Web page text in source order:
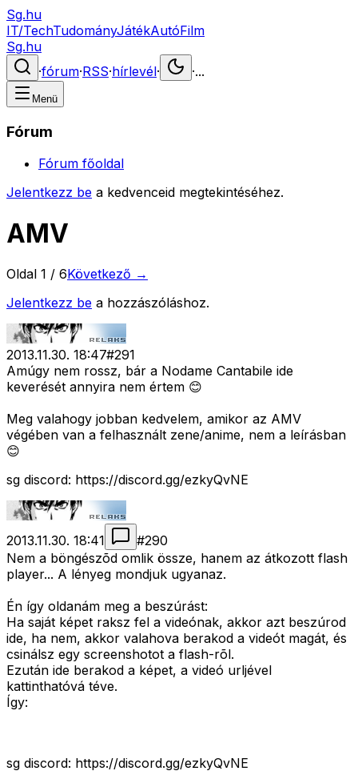
Sg.hu
IT/TechTudományJátékAutóFilm
Sg.hu
·fórum·RSS·hírlevél· ·...
Menü
Fórum
Fórum főoldal
Jelentkezz be a kedvenceid megtekintéséhez.
AMV
Oldal 1 / 6Következő →
Jelentkezz be a hozzászóláshoz.
2013.11.30. 18:47#291
Amúgy nem rossz, bár a Nodame Cantabile ide
keverését annyira nem értem 😊
Meg valahogy jobban kedvelem, amikor az AMV
végében van a felhasznált zene/anime, nem a leírásban
😊
sg discord: https://discord.gg/ezkyQvNE
2013.11.30. 18:41 #290
Nem a böngészõd omlik össze, hanem az átkozott flash
player... A lényeg mondjuk ugyanaz.
Én így oldanám meg a beszúrást:
Ha saját képet raksz fel a videónak, akkor azt beszúrod
ide, ha nem, akkor valahova berakod a videót magát, és
csinálsz egy screenshotot a flash-rõl.
Ezután ide berakod a képet, a videó urljével
kattinthatóvá téve.
Így:
sg discord: https://discord.gg/ezkyQvNE